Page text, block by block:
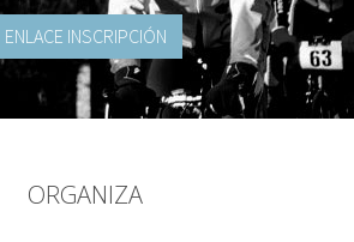
ENLACE INSCRIPCIÓN
ORGANIZA